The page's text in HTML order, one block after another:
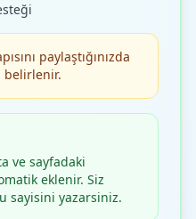
paylaştığınızda
belirlenir.
ve sayfadaki
eklenir. Siz
sayisini yazarsiniz.